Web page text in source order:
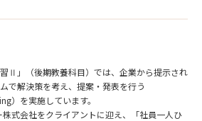
Ⅱ」（後期教養科目）では、企業から提示され
で解決策を考え、提案・発表を行う
）を実施しています。
式会社をクライアントに迎え、「社員一人ひ